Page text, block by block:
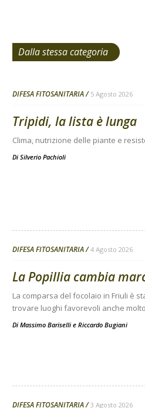
Dalla stessa categoria
DIFESA FITOSANITARIA 5 Agosto 2026
Tripidi, la lista è lunga
Clima, nutrizione delle piante e
Di Silverio Pachioli
DIFESA FITOSANITARIA 4 Agosto 2026
La Popillia cambia
La comparsa del focolaio in Friuli è
trovare luoghi favorevoli anche
Di Massimo Bariselli e Riccardo Bugiani
DIFESA FITOSANITARIA 3 Agosto 2026